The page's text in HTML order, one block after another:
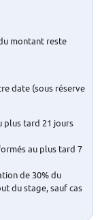
montant reste
date (sous réserve
plus tard 21 jours
au plus tard 7
de 30% du
du stage, sauf cas